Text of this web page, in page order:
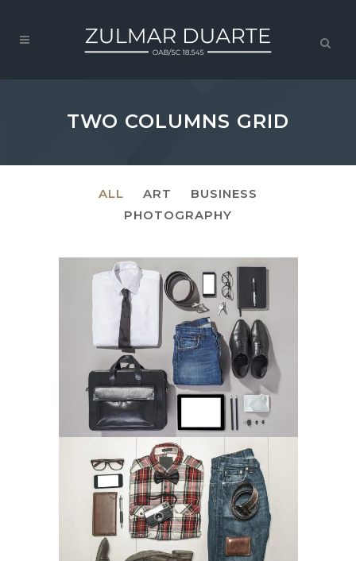
TWO COLUMNS GRID
ALL ART
BUSINESS
PHOTOGRAPHY